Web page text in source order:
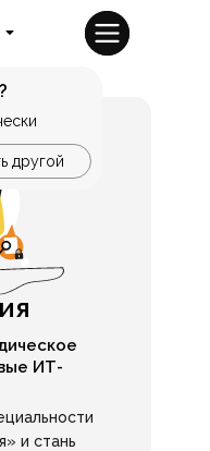
другой
и стань
ИТ-